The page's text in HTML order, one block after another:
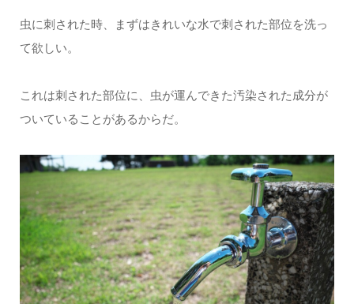
虫に刺された時、まずはきれいな水で刺された部位を洗っ
て欲しい。
これは刺された部位に、虫が運んできた汚染された成分が
ついていることがあるからだ。